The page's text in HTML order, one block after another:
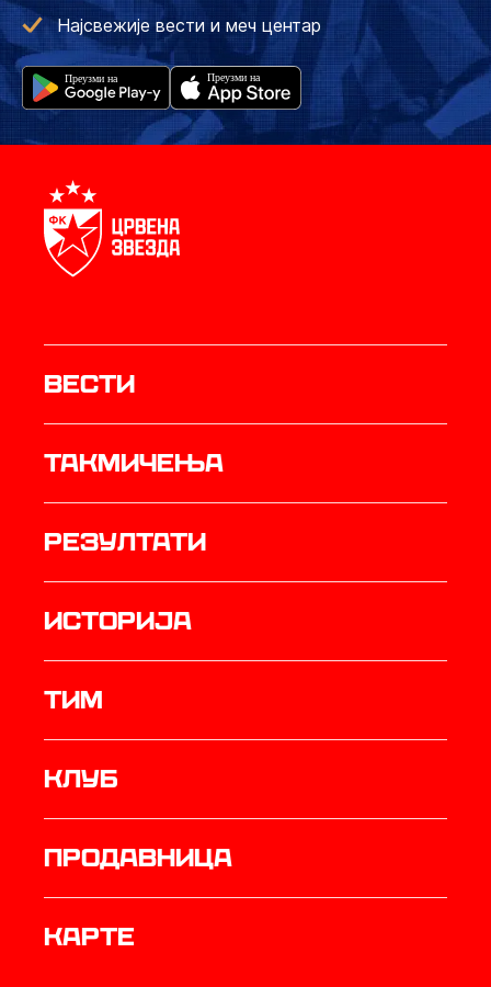
Најсвежије вести и меч центар
Вести
Такмичења
резултати
историја
ТИМ
Клуб
продавница
Карте